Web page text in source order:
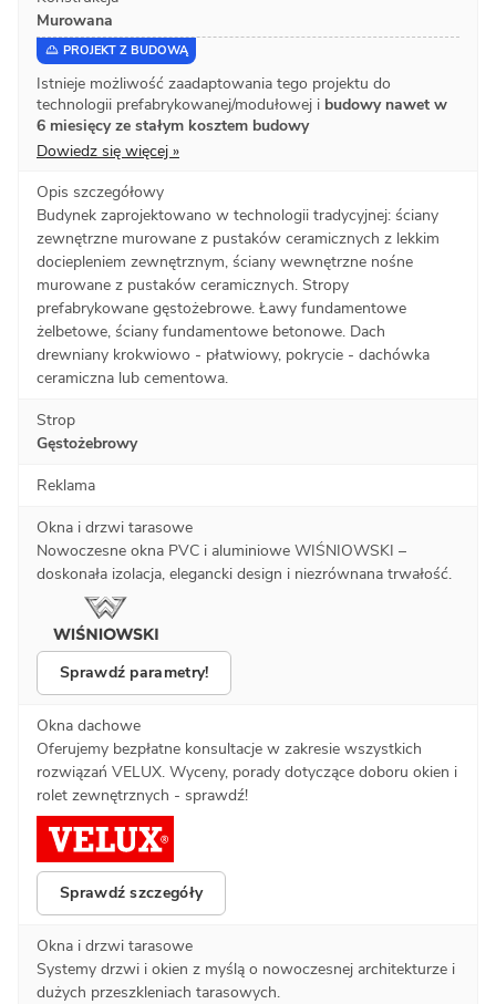
Murowana
PROJEKT Z BUDOWĄ
Istnieje możliwość zaadaptowania tego projektu do
technologii prefabrykowanej/modułowej i budowy nawet w
6 miesięcy ze stałym kosztem budowy
Dowiedz się więcej »
Opis szczegółowy
Budynek zaprojektowano w technologii tradycyjnej: ściany
zewnętrzne murowane z pustaków ceramicznych z lekkim
dociepleniem zewnętrznym, ściany wewnętrzne nośne
murowane z pustaków ceramicznych. Stropy
prefabrykowane gęstożebrowe. Ławy fundamentowe
żelbetowe, ściany fundamentowe betonowe. Dach
drewniany krokwiowo - płatwiowy, pokrycie - dachówka
ceramiczna lub cementowa.
Strop
Gęstożebrowy
Reklama
Okna i drzwi tarasowe
Nowoczesne okna PVC i aluminiowe WIŚNIOWSKI –
doskonała izolacja, elegancki design i niezrównana trwałość.
Sprawdź parametry!
Okna dachowe
Oferujemy bezpłatne konsultacje w zakresie wszystkich
rozwiązań VELUX. Wyceny, porady dotyczące doboru okien i
rolet zewnętrznych - sprawdź!
Sprawdź szczegóły
Okna i drzwi tarasowe
Systemy drzwi i okien z myślą o nowoczesnej architekturze i
dużych przeszkleniach tarasowych.